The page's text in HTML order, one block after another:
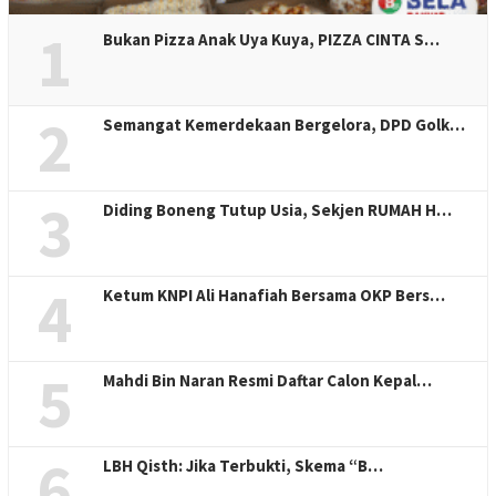
1 Bukan Pizza Anak Uya Kuya, PIZZA CINTA S…
2 Semangat Kemerdekaan Bergelora, DPD Golk…
3 Diding Boneng Tutup Usia, Sekjen RUMAH H…
4 Ketum KNPI Ali Hanafiah Bersama OKP Bers…
5 Mahdi Bin Naran Resmi Daftar Calon Kepal…
LBH Qisth: Jika Terbukti, Skema “B…